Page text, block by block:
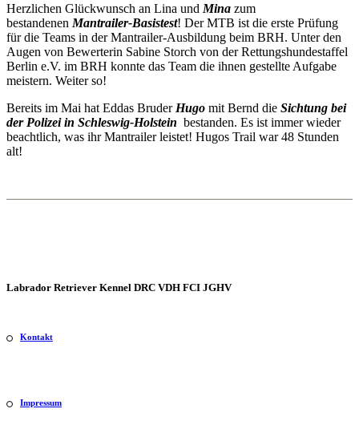
Herzlichen Glückwunsch an Lina und Mina zum
bestandenen Mantrailer-Basistest! Der MTB ist die erste Prüfung
für die Teams in der Mantrailer-Ausbildung beim BRH. Unter den
Augen von Bewerterin Sabine Storch von der Rettungshundestaffel
Berlin e.V. im BRH konnte das Team die ihnen gestellte Aufgabe
meistern. Weiter so!
Bereits im Mai hat Eddas Bruder Hugo mit Bernd die Sichtung bei
der Polizei in Schleswig-Holstein bestanden. Es ist immer wieder
beachtlich, was ihr Mantrailer leistet! Hugos Trail war 48 Stunden
alt!
Labrador Retriever Kennel DRC VDH FCI JGHV
Kontakt
Impressum